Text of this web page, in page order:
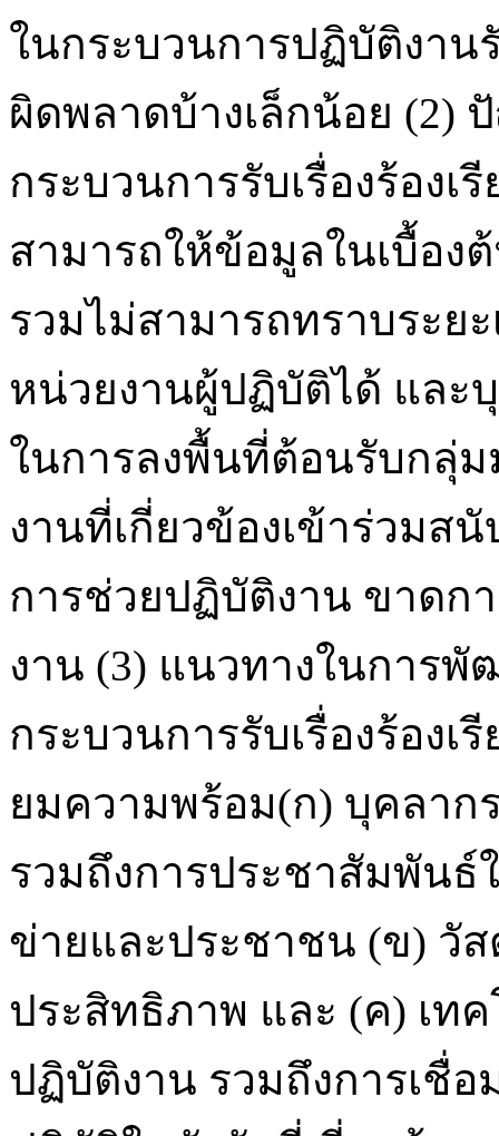
ในกระบวนการปฏิบัติงาน
ผิดพลาดบ้างเล็กน้อย (2)
กระบวนการรับเรื่องร้อง
สามารถให้ข้อมูลในเบื้อง
รวมไม่สามารถทราบระย
หน่วยงานผู้ปฏิบัติได้ และ
ในการลงพื้นที่ต้อนรับกลุ่
งานที่เกี่ยวข้องเข้าร่วมส
การช่วยปฏิบัติงาน ขาดก
งาน (3) แนวทางในการ
กระบวนการรับเรื่องร้องเ
ยมความพร้อม(ก) บุคลา
รวมถึงการประชาสัมพันธ์
ข่ายและประชาชน (ข) วั
ประสิทธิภาพ และ (ค) เท
ปฏิบัติงาน รวมถึงการเชื่